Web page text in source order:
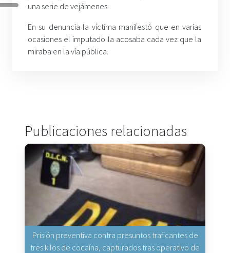
una serie de vejámenes.
En su denuncia la víctima manifestó que en varias
ocasiones el imputado la acosaba cada vez que la
miraba en la vía pública.
Publicaciones relacionadas
Prisión preventiva contra presuntos traficantes de
tres kilos de cocaína, capturados tras operativo de